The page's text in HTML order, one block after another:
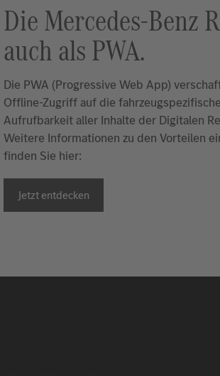
DieMercedes-Benz
auch als PWA.
Die PWA (Progressive Web App)
Offline-Zugriff auf die
Aufrufbarkeit aller Inhalte der Digitalen
Weitere Informationen zu den Vorteilen
finden Sie hier:
Jetzt entdecken